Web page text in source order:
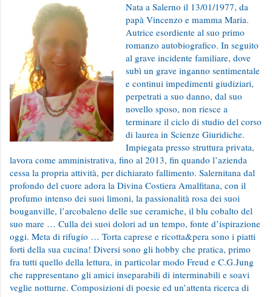
Nata a Salerno il 13/01/1977, da
papà Vincenzo e mamma Maria.
Autrice esordiente al suo primo
romanzo autobiografico. In seguito
al grave incidente familiare, dove
subì un grave inganno sentimentale
e continui impedimenti giudiziari,
perpetrati a suo danno, dal suo
novello sposo, non riesce a
terminare il ciclo di studio del corso
di laurea in Scienze Giuridiche.
Impiegata presso struttura privata,
lavora come amministrativa, fino al 2013, fin quando l’azienda
cessa la propria attività, per dichiarato fallimento. Salernitana dal
profondo del cuore adora la Divina Costiera Amalfitana, con il
profumo intenso dei suoi limoni, la passionalità rosa dei suoi
bouganville, l’arcobaleno delle sue ceramiche, il blu cobalto del
suo mare … Culla dei suoi dolori ad un tempo, fonte d’ispirazione
oggi. Meta di rifugio … Torta caprese e ricotta&pera sono i piatti
forti della sua cucina! Diversi sono gli hobby che pratica, primo
fra tutti quello della lettura, in particolar modo Freud e C.G.Jung
che rappresentano gli amici inseparabili di interminabili e soavi
veglie notturne. Composizioni di poesie ed un’attenta ricerca di